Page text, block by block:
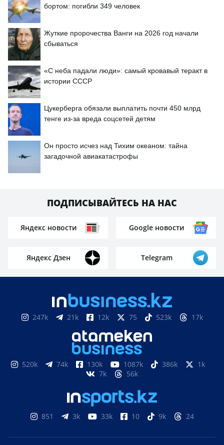
бортом: погибли 349 человек
Жуткие пророчества Ванги на 2026 год начали
сбываться
«С неба падали люди»: самый кровавый теракт в
истории СССР
Цукерберга обязали выплатить почти 450 млрд
тенге из-за вреда соцсетей детям
Он просто исчез над Тихим океаном: тайна
загадочной авиакатастрофы
ПОДПИСЫВАЙТЕСЬ НА НАС
Яндекс новости Google новости
Яндекс Дзен Telegram
247k 21k 12k 75 523k 17k
520k 74k 130k 1087k 386k
1k
7k
56k
851 3k 33k 10 9k 24